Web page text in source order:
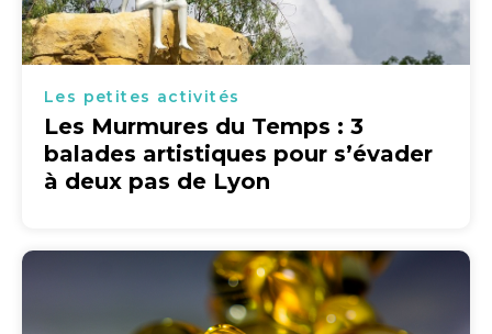
Les petites activités
Les Murmures du Temps : 3
balades artistiques pour s’évader
à deux pas de Lyon